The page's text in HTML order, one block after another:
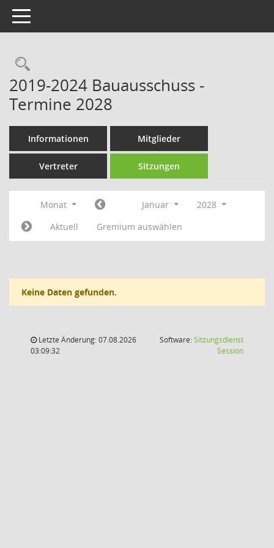
Toggle navigation
Rechercheauswahl
2019-2024 Bauausschuss -
Termine 2028
Informationen Mitglieder
Vertreter Sitzungen
Monat Januar
2028
Aktuell
Gremium auswählen
Keine Daten gefunden.
Letzte Änderung: 07.08.2026
03:09:32
Software:Sitzungsdienst
Session(Wird in